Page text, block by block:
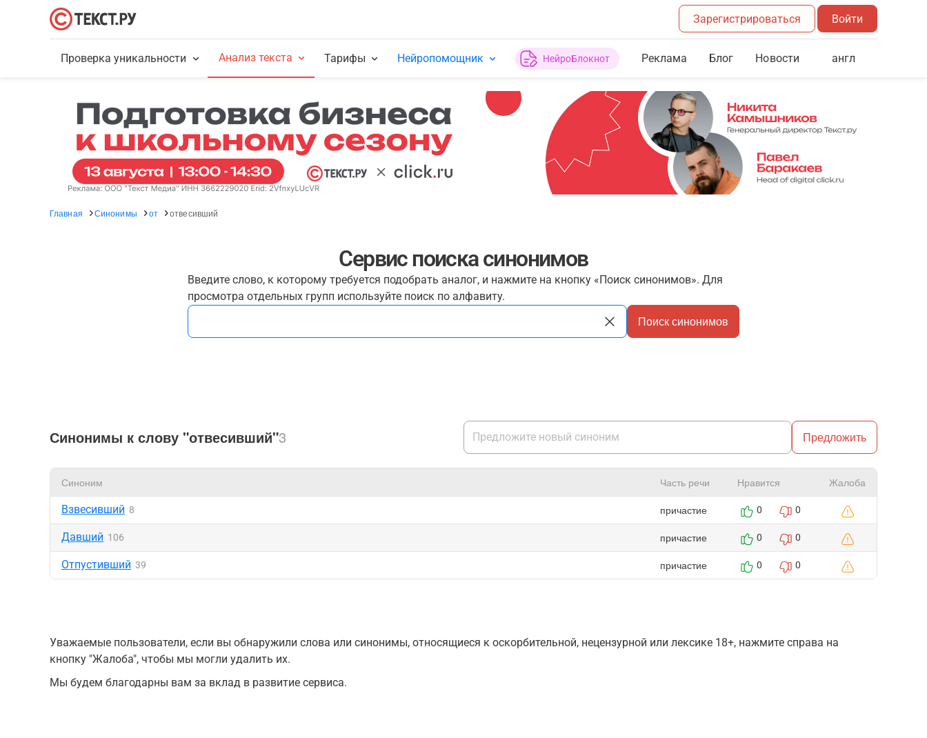
Зарегистрироваться Войти
Проверка уникальности Анализ текста Тарифы Нейропомощник НейроБлокнот Реклама Блог Новости англ
Главная Синонимы от отвесивший
Сервис поиска синонимов
Введите слово, к которому требуется подобрать аналог, и нажмите на кнопку «Поиск синонимов». Для
просмотра отдельных групп используйте поиск по алфавиту.
Поиск синонимов
Синонимы к слову "отвесивший"3 Предложить
Синоним Часть речи Нравится Жалоба
Взвесивший 8 причастие 0 0
Давший 106 причастие 0 0
Отпустивший 39 причастие 0 0
Уважаемые пользователи, если вы обнаружили слова или синонимы, относящиеся к оскорбительной, нецензурной или лексике 18+, нажмите справа на
кнопку "Жалоба", чтобы мы могли удалить их.
Мы будем благодарны вам за вклад в развитие сервиса.